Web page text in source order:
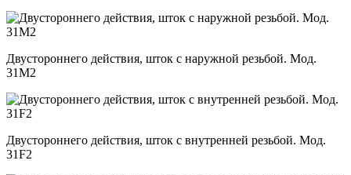
Двустороннего действия, шток с наружной резьбой. Мод.
31M2
Двустороннего действия, шток с внутренней резьбой. Мод.
31F2